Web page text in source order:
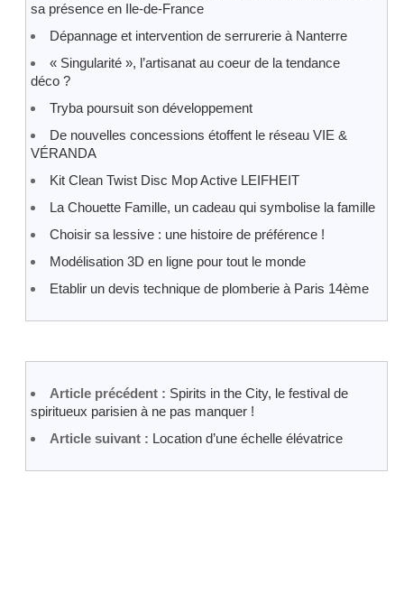
sa présence en Ile-de-France
Dépannage et intervention de serrurerie à Nanterre
« Singularité », l’artisanat au coeur de la tendance
déco ?
Tryba poursuit son développement
De nouvelles concessions étoffent le réseau VIE &
VÉRANDA
Kit Clean Twist Disc Mop Active LEIFHEIT
La Chouette Famille, un cadeau qui symbolise la famille
Choisir sa lessive : une histoire de préférence !
Modélisation 3D en ligne pour tout le monde
Etablir un devis technique de plomberie à Paris 14ème
Article précédent : Spirits in the City, le festival de
spiritueux parisien à ne pas manquer !
Article suivant : Location d’une échelle élévatrice